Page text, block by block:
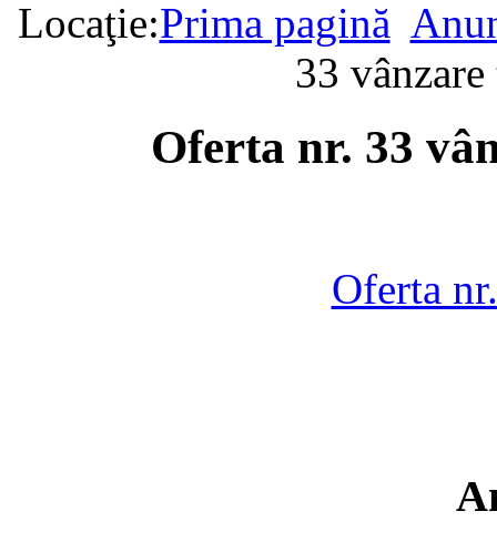
Locaţie:Prima pagină
33
Oferta nr. 33
Oferta